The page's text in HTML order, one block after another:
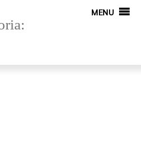
MENU